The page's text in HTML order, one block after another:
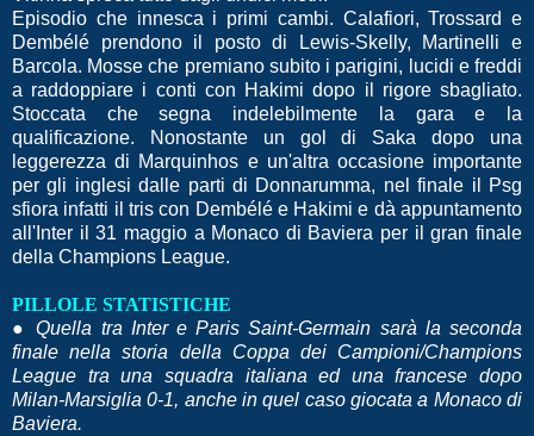
Episodio che innesca i primi cambi. Calafiori, Trossard e
Dembélé prendono il posto di Lewis-Skelly, Martinelli e
Barcola. Mosse che premiano subito i parigini, lucidi e freddi
a raddoppiare i conti con Hakimi dopo il rigore sbagliato.
Stoccata che segna indelebilmente la gara e la
qualificazione. Nonostante un gol di Saka dopo una
leggerezza di Marquinhos e un'altra occasione importante
per gli inglesi dalle parti di Donnarumma, nel finale il Psg
sfiora infatti il tris con Dembélé e Hakimi e dà appuntamento
all'Inter il 31 maggio a Monaco di Baviera per il gran finale
della Champions League.
PILLOLE STATISTICHE
● Quella tra Inter e Paris Saint-Germain sarà la seconda
finale nella storia della Coppa dei Campioni/Champions
League tra una squadra italiana ed una francese dopo
Milan-Marsiglia 0-1, anche in quel caso giocata a Monaco di
Baviera.